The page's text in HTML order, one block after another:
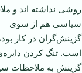
روشی نداشته اند و
سیاسی هم از سوی
گزینش‌گران در كار
است. تنگ كردن
گزینش به‌ ملاحظات